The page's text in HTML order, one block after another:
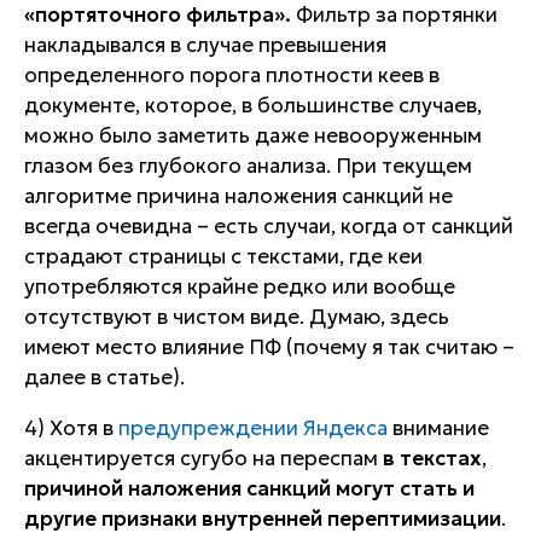
«портяточного фильтра». Фильтр за портянки
накладывался в случае превышения
определенного порога плотности кеев в
документе, которое, в большинстве случаев,
можно было заметить даже невооруженным
глазом без глубокого анализа. При текущем
алгоритме причина наложения санкций не
всегда очевидна – есть случаи, когда от санкций
страдают страницы с текстами, где кеи
употребляются крайне редко или вообще
отсутствуют в чистом виде. Думаю, здесь
имеют место влияние ПФ (почему я так считаю –
далее в статье).
4) Хотя в предупреждении Яндекса внимание
акцентируется сугубо на переспам в текстах,
причиной наложения санкций могут стать и
другие признаки внутренней перептимизации.